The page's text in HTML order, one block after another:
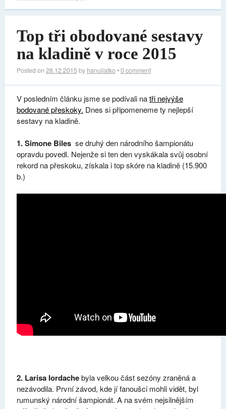
Top tři obodované sestavy
na kladině v roce 2015
Posted on 28.12.2015 by hanuliatko •0 comment
V posledním článku jsme se podívali natři nejvýše
bodované přeskoky. Dnes si připomeneme ty nejlepší
sestavy na kladině.
1. Simone Bilesse druhý den národního šampionátu
opravdu povedl. Nejenže si ten den vyskákala svůj osobní
rekord na přeskoku, získala i top skóre na kladině (15.900
b.)
2. Larisa Iordachebyla velkou část sezóny zraněná a
nezávodila. První závod, kde jí fanoušci mohli vidět, byl
rumunský národní šampionát. A na svém nejsilnějším